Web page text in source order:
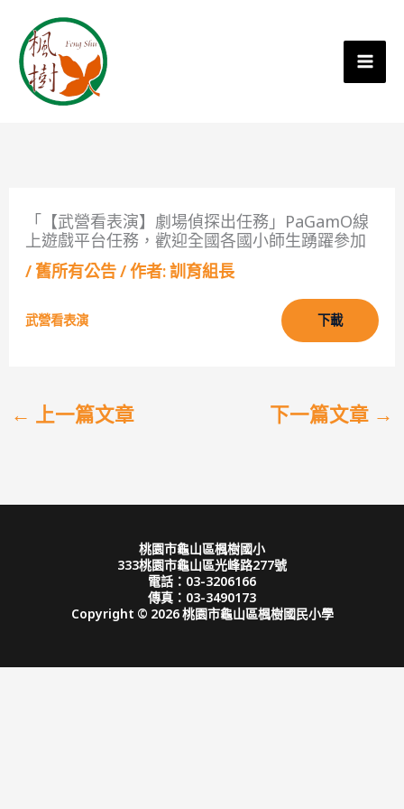
「【武營看表演】劇場偵探出任務」PaGamO線
上遊戲平台任務，歡迎全國各國小師生踴躍參加
/舊所有公告/ 作者:訓育組長
武營看表演 下載
← 上一篇文章 下一篇文章 →
桃園市龜山區楓樹國小
333桃園市龜山區光峰路277號
電話：03-3206166
傳真：03-3490173
Copyright © 2026 桃園市龜山區楓樹國民小學